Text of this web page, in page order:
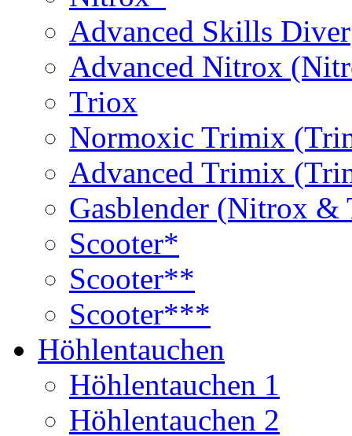
Advanced Skills Diver
Advanced Nitrox
Triox
Normoxic Trimix
Advanced Trimix
Gasblender (Nitrox
Scooter*
Scooter**
Scooter***
Höhlentauchen
Höhlentauchen 1
Höhlentauchen 2